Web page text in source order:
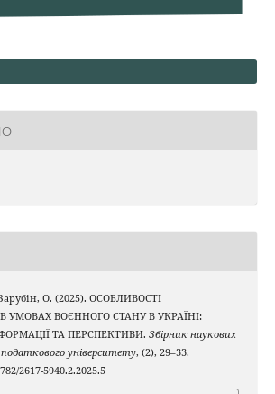
О. (2025). ОСОБЛИВОСТІ
УМОВАХ ВОЄННОГО СТАНУ В УКРАЇНІ:
ТА ПЕРСПЕКТИВИ. Збірник наукових
університету, (2), 29–33.
2617-5940.2.2025.5